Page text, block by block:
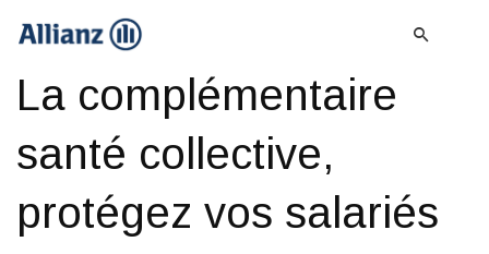
La complémentaire
santé collective,
protégez vos salariés